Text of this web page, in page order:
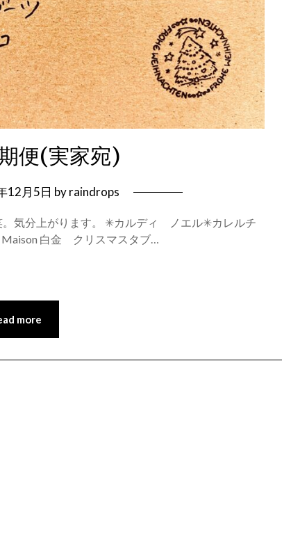
便(実家宛)
12月5日 byraindrops
。気分上がります。 ✳︎カルディ ノエル✳︎カレルチ
白金 クリスマスタブ…
more